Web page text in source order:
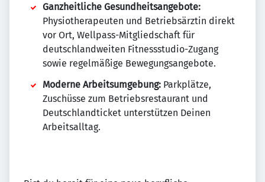
Ganzheitliche Gesundheitsangebote:
Physiotherapeuten und Betriebsärztin direkt
vor Ort, Wellpass-Mitgliedschaft für
deutschlandweiten Fitnessstudio-Zugang
sowie regelmäßige Bewegungsangebote.
Moderne Arbeitsumgebung: Parkplätze,
Zuschüsse zum Betriebsrestaurant und
Deutschlandticket unterstützen Deinen
Arbeitsalltag.